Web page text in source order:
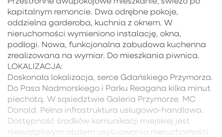
kapitalnym remoncie. Dwa odrębne pokoje,
oddzielna garderoba, kuchnia z oknem. W
nieruchomości wymieniono instalację, okna,
podłogi. Nowa, funkcjonalna zabudowa kuchenna
zrealizowana na wymiar. Do mieszkania piwnica.
LOKALIZACJA:
Doskonała lokalizacja, serce Gdańskiego Przymorza.
Do Pasa Nadmorskiego i Parku Reagana kilka minut
piechotą. W sąsiedztwie Galeria Przymorze. MC
Donald. Pełna infrastruktura usługowo-handlowa.
Dostępność środków komunikacji miejskiej jest
niewątpliwym atutem usytuowania nieruchomości.